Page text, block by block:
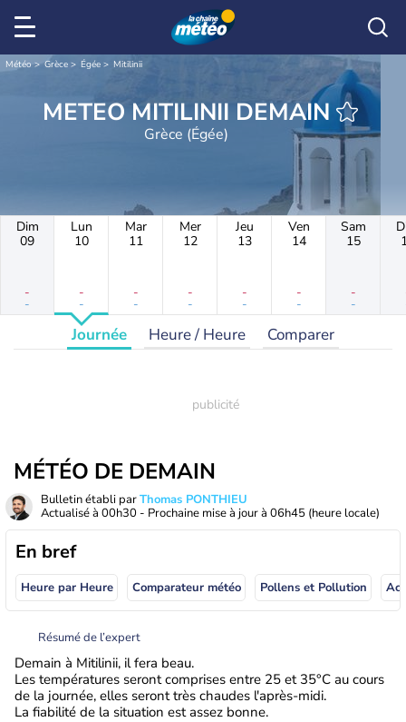
Météo Grèce Égée Mitilinii
METEO MITILINII DEMAIN
Grèce (Égée)
Dim
09
-
-
Lun
10
-
-
Mar
11
-
-
Mer
12
-
-
Jeu
13
-
-
Ven
14
-
-
Sam
15
-
-
Journée Heure / Heure Comparer
MÉTÉO DE DEMAIN
Bulletin établi parThomas PONTHIEU
Actualisé à 00h30 - Prochaine mise à jour à 06h45 (heure locale)
En bref
Heure par Heure Comparateur météo Pollens et Pollution
Résumé de l’expert
Demain à Mitilinii, il fera beau.
Les températures seront comprises entre 25 et 35°C au cours
de la journée, elles seront très chaudes l'après-midi.
La fiabilité de la situation est assez bonne.